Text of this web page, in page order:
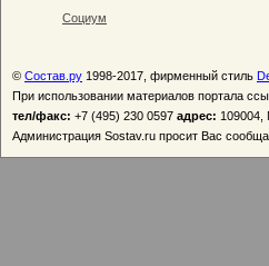
Социум
© Состав.ру 1998-2017, фирменный стиль
При использовании материалов портала
тел/факс: +7 (495) 230 0597 адрес: 109004,
Администрация Sostav.ru просит Вас